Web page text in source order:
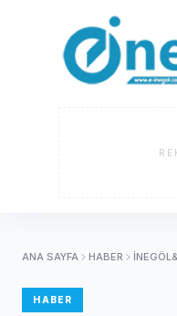
ANA SAYFA HABER
HABER